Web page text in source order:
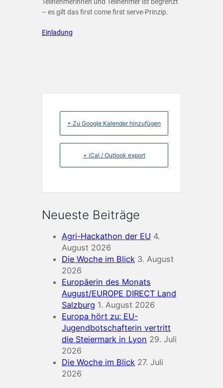
– es gilt das first come first serve-Prinzip.
Einladung
+ Zu Google Kalender hinzufügen
+ iCal / Outlook export
Neueste Beiträge
Agri-Hackathon der EU 4.
August 2026
Die Woche im Blick 3. August
2026
Europäerin des Monats
August/EUROPE DIRECT Land
Salzburg 1. August 2026
Europa hört zu: EU-
Jugendbotschafterin vertritt
die Steiermark in Lyon 29. Juli
2026
Die Woche im Blick 27. Juli
2026